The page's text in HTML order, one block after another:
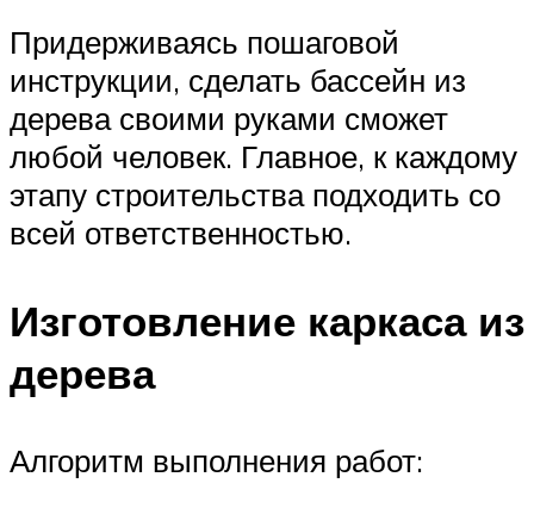
Придерживаясь пошаговой
инструкции, сделать бассейн из
дерева своими руками сможет
любой человек. Главное, к каждому
этапу строительства подходить со
всей ответственностью.
Изготовление каркаса из
дерева
Алгоритм выполнения работ: